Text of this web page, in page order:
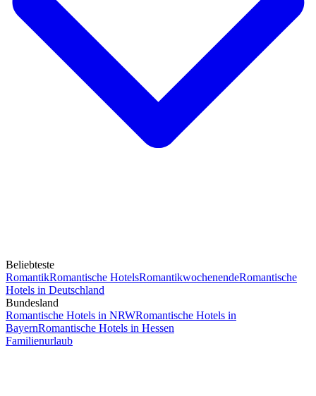
Beliebteste
RomantikRomantische HotelsRomantikwochenendeRomantische
Hotels in Deutschland
Bundesland
Romantische Hotels in NRWRomantische Hotels in
BayernRomantische Hotels in Hessen
Familienurlaub